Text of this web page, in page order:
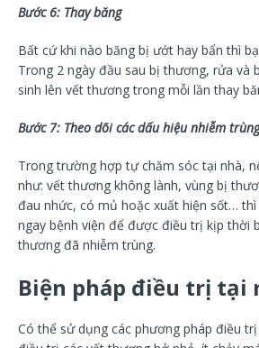
Bước 6: Thay băng
Bất cứ khi nào băng bị ướt hay bẩn thì
Trong 2 ngày đầu sau bị thương, rửa và
sinh lên vết thương trong mỗi lần thay
Bước 7: Theo dõi các dấu hiệu nhiễm trùng
Trong trường hợp tự chăm sóc tại nhà,
như: vết thương không lành, vùng bị
đau nhức, có mủ hoặc xuất hiện sốt… thì
ngay bệnh viện để được điều trị kịp thời
thương đã nhiễm trùng.
Biện pháp điều trị tại
Có thể sử dụng các phương pháp điều